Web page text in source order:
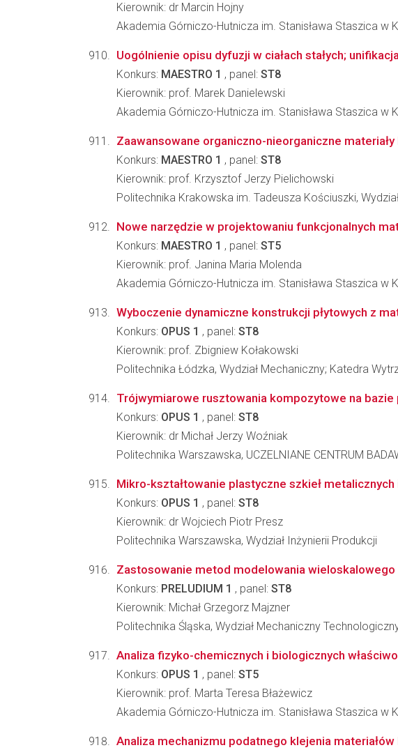
Kierownik: dr Marcin Hojny
Akademia Górniczo-Hutnicza im. Stanisława Staszica w
Uogólnienie opisu dyfuzji w ciałach stałych;
Konkurs: MAESTRO 1 , panel: ST8
Kierownik: prof. Marek Danielewski
Akademia Górniczo-Hutnicza im. Stanisława Staszica w
Zaawansowane organiczno-nieorganiczne
Konkurs: MAESTRO 1 , panel: ST8
Kierownik: prof. Krzysztof Jerzy Pielichowski
Politechnika Krakowska im. Tadeusza Kościuszki,
Nowe narzędzie w projektowaniu funkcjonalnych
Konkurs: MAESTRO 1 , panel: ST5
Kierownik: prof. Janina Maria Molenda
Akademia Górniczo-Hutnicza im. Stanisława Staszica w
Wyboczenie dynamiczne konstrukcji płytowych z
Konkurs: OPUS 1 , panel: ST8
Kierownik: prof. Zbigniew Kołakowski
Politechnika Łódzka, Wydział Mechaniczny; Katedra
Trójwymiarowe rusztowania kompozytowe na
Konkurs: OPUS 1 , panel: ST8
Kierownik: dr Michał Jerzy Woźniak
Politechnika Warszawska, UCZELNIANE CENTRUM
Mikro-kształtowanie plastyczne szkieł
Konkurs: OPUS 1 , panel: ST8
Kierownik: dr Wojciech Piotr Presz
Politechnika Warszawska, Wydział Inżynierii Produkcji
Zastosowanie metod modelowania
Konkurs: PRELUDIUM 1 , panel: ST8
Kierownik: Michał Grzegorz Majzner
Politechnika Śląska, Wydział Mechaniczny
Analiza fizyko-chemicznych i biologicznych
Konkurs: OPUS 1 , panel: ST5
Kierownik: prof. Marta Teresa Błażewicz
Akademia Górniczo-Hutnicza im. Stanisława Staszica w
Analiza mechanizmu podatnego klejenia